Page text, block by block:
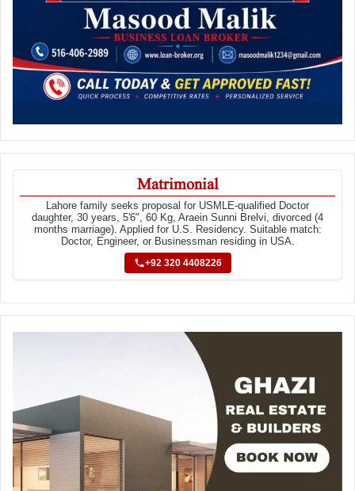
Matrimonial
Lahore family seeks proposal for USMLE-qualified Doctor
daughter, 30 years, 5'6", 60 Kg, Araein Sunni Brelvi, divorced (4
months marriage). Applied for U.S. Residency. Suitable match:
Doctor, Engineer, or Businessman residing in USA.
+92 320 4408226